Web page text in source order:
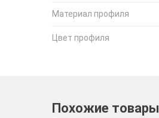
Материал профиля
Цвет профиля
Похожие товары